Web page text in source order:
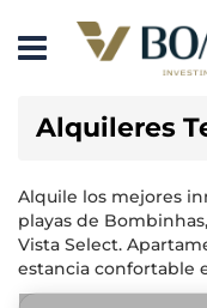
Alquileres
Alquile los mejores
playas de
Vista Select.
estancia confortable